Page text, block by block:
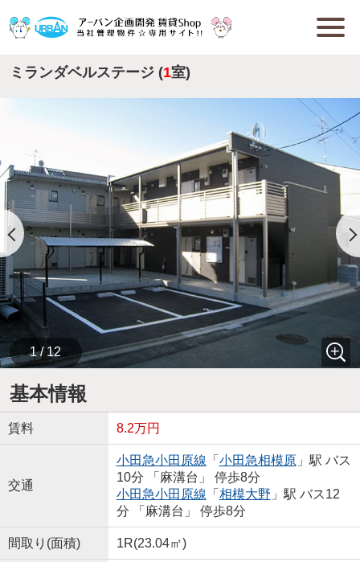
ミランダベルステージ (1室)
1 / 12
基本情報
賃料 8.2万円
交通
小田急小田原線 「 小田急相模原」駅 バス
10分 「麻溝台」 停歩8分
小田急小田原線 「 相模大野 」駅 バス12
分 「麻溝台」 停歩8分
間取り(面積) 1R(23.04㎡)